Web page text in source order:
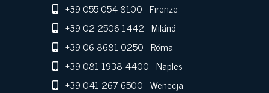
+39 055 054 8100- Firenze
+39 02 2506 1442- Milánó
+39 06 8681 0250- Róma
+39 081 1938 4400- Naples
+39 041 267 6500- Wenecja